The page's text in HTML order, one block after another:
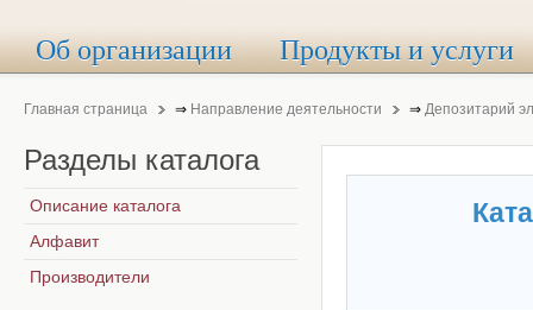
Об организации Продукты и услуги
Главная страница ⇒ Направление деятельности ⇒ Депозитарий
Разделы каталога
Описание каталога
Алфавит
Производители